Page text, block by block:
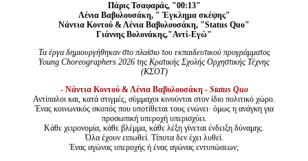
Πάρις Τσαφαράς, "00:13"
Λένια Βαβυλουσάκη, " Έγκλημα σκέψης"
Νάντια Κοντού & Λένια Βαβυλουσάκη, "Status Quo"
Γιάννης Βολονάκης,"Αντί-Εγώ"
Τα έργα δημιουργήθηκαν στο πλαίσιο του εκπαιδευτικού προγράμματος
Young Choreographers 2026 της Κρατικής Σχολής Ορχηστικής Τέχνης
(ΚΣΟΤ)
- Νάντια Κοντού & Λένια Βαβυλουσάκη - Status Quo
Αντίπαλοι και, κατά στιγμές, σύμμαχοι κινούνται στον ίδιο πολιτικό χώρο.
Ένας κοινωνικός σκοπός που υποτίθεται τους ενώνει· όμως η ανάγκη για
προσωπική υπεροχή υπερισχύει.
Κάθε χειρονομία, κάθε βλέμμα, κάθε λέξη γίνεται ένδειξη δύναμης.
Όλα έχουν ειπωθεί. Τίποτα δεν έχει λυθεί.
Ένας αγώνας υπεροχής ή ένας αγώνας εντυπώσεων;